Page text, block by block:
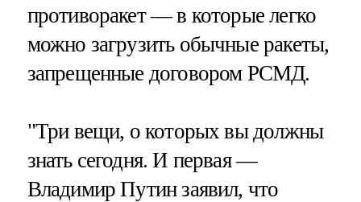
противоракет — в которые легко
можно загрузить обычные ракеты,
запрещенные договором РСМД.
"Три вещи, о которых вы должны
знать сегодня. И первая —
Владимир Путин заявил, что